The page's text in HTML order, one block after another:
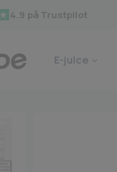
4.9 på Trustpilot
E-juice